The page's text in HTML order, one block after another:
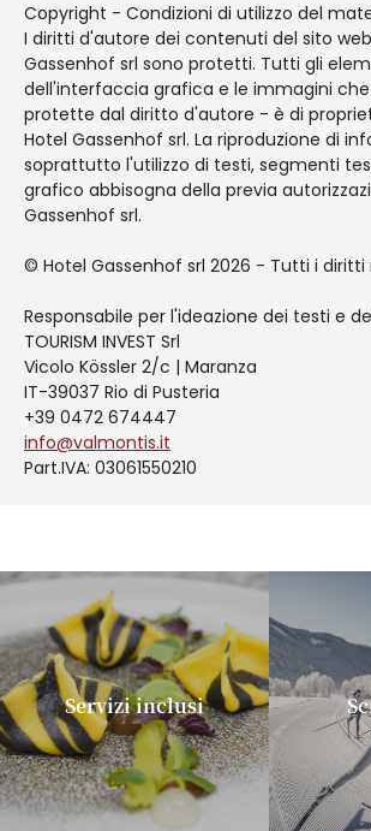
Copyright - Condizioni di utilizzo del
I diritti d'autore dei contenuti del sito
Gassenhof srl sono protetti. Tutti gli
dell'interfaccia grafica e le immagini
protette dal diritto d'autore - è di
Hotel Gassenhof srl. La riproduzione di
soprattutto l'utilizzo di testi, segmenti
grafico abbisogna della previa
Gassenhof srl.
© Hotel Gassenhof srl 2026 - Tutti i diritti
Responsabile per l'ideazione dei testi e
TOURISM INVEST Srl
Vicolo Kössler 2/c | Maranza
IT-39037 Rio di Pusteria
+39 0472 674447
info@valmontis.it
Part.IVA: 03061550210
Servizi inclusi